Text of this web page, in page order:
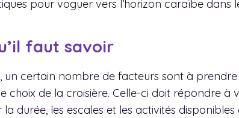
pour voguer vers l’horizon caraïbe dans
faut savoir
un certain nombre de facteurs sont à
de la croisière. Celle-ci doit répondre à
durée, les escales et les activités disponibles